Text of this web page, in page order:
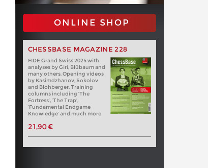
ONLINE SHOP
CHESSBASE MAGAZINE 228
FIDE Grand Swiss 2025 with
analyses by Giri, Blübaum and
many others. Opening videos
by Kasimdzhanov, Sokolov
and Blohberger. Training
columns including ‘The
Fortress’, ‘The Trap’,
‘Fundamental Endgame
Knowledge’ and much more
21,90 €